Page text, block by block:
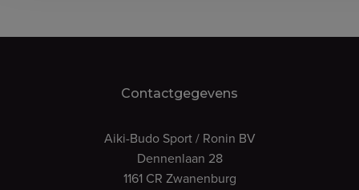
Contactgegevens
Aiki-Budo Sport / Ronin BV
Dennenlaan 28
1161 CR Zwanenburg